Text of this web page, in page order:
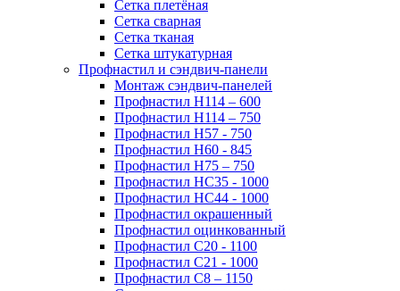
Сетка плетёная
Сетка сварная
Сетка тканая
Сетка штукатурная
Профнастил и сэндвич-панели
Монтаж сэндвич-панелей
Профнастил Н114 – 600
Профнастил Н114 – 750
Профнастил Н57 - 750
Профнастил Н60 - 845
Профнастил Н75 – 750
Профнастил НС35 - 1000
Профнастил НС44 - 1000
Профнастил окрашенный
Профнастил оцинкованный
Профнастил С20 - 1100
Профнастил С21 - 1000
Профнастил С8 – 1150